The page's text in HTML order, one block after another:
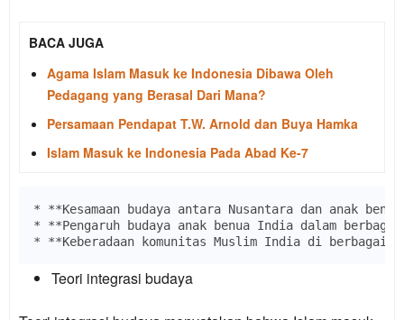
BACA JUGA
Agama Islam Masuk ke Indonesia Dibawa Oleh
Pedagang yang Berasal Dari Mana?
Persamaan Pendapat T.W. Arnold dan Buya Hamka
Islam Masuk ke Indonesia Pada Abad Ke-7
* **Kesamaan budaya antara Nusantara dan anak
* **Pengaruh budaya anak benua India dalam
Teori integrasi budaya